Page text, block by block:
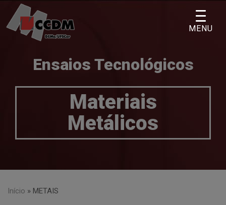
content
Ensaios Tecnológicos
Materiais
Metálicos
Início » METAIS
MENU